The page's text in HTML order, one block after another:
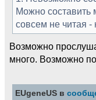
Можно составить
совсем не читая
Возможно
много. Возможно
EUgeneUS в